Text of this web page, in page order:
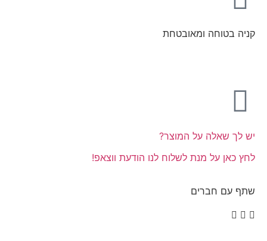
קניה בטוחה ומאובטחת
יש לך שאלה על המוצר?
לחץ כאן על מנת לשלוח לנו הודעת ווצאפ!
שתף עם חברים